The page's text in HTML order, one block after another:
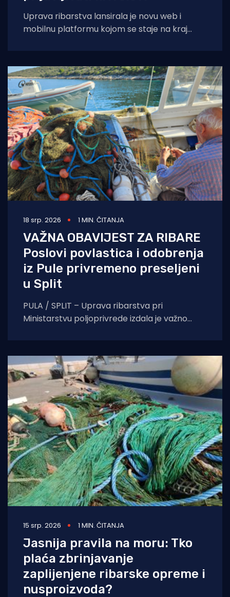
Uprava ribarstva lansirala je novu web i
mobilnu platformu kojom se staje na kraj
18 srp. 2026 1 MIN. ČITANJA
VAŽNA OBAVIJEST ZA RIBARE
Poslovi povlastica i odobrenja
iz Pule privremeno preseljeni
u Split
PULA / SPLIT – Uprava ribarstva pri
Ministarstvu poljoprivrede izdala je važno
15 srp. 2026 1 MIN. ČITANJA
Jasnija pravila na moru: Tko
plaća zbrinjavanje
zaplijenjene ribarske opreme i
nusproizvoda?